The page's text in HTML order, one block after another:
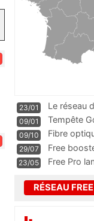
23/01
Le réseau
m
09/01
Tempête
09/10
Fibre
pass
29/07
Free
23/05 Free Pro
RÉSEAU